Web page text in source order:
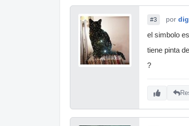
#3 por
el simbolo
tiene pinta
?